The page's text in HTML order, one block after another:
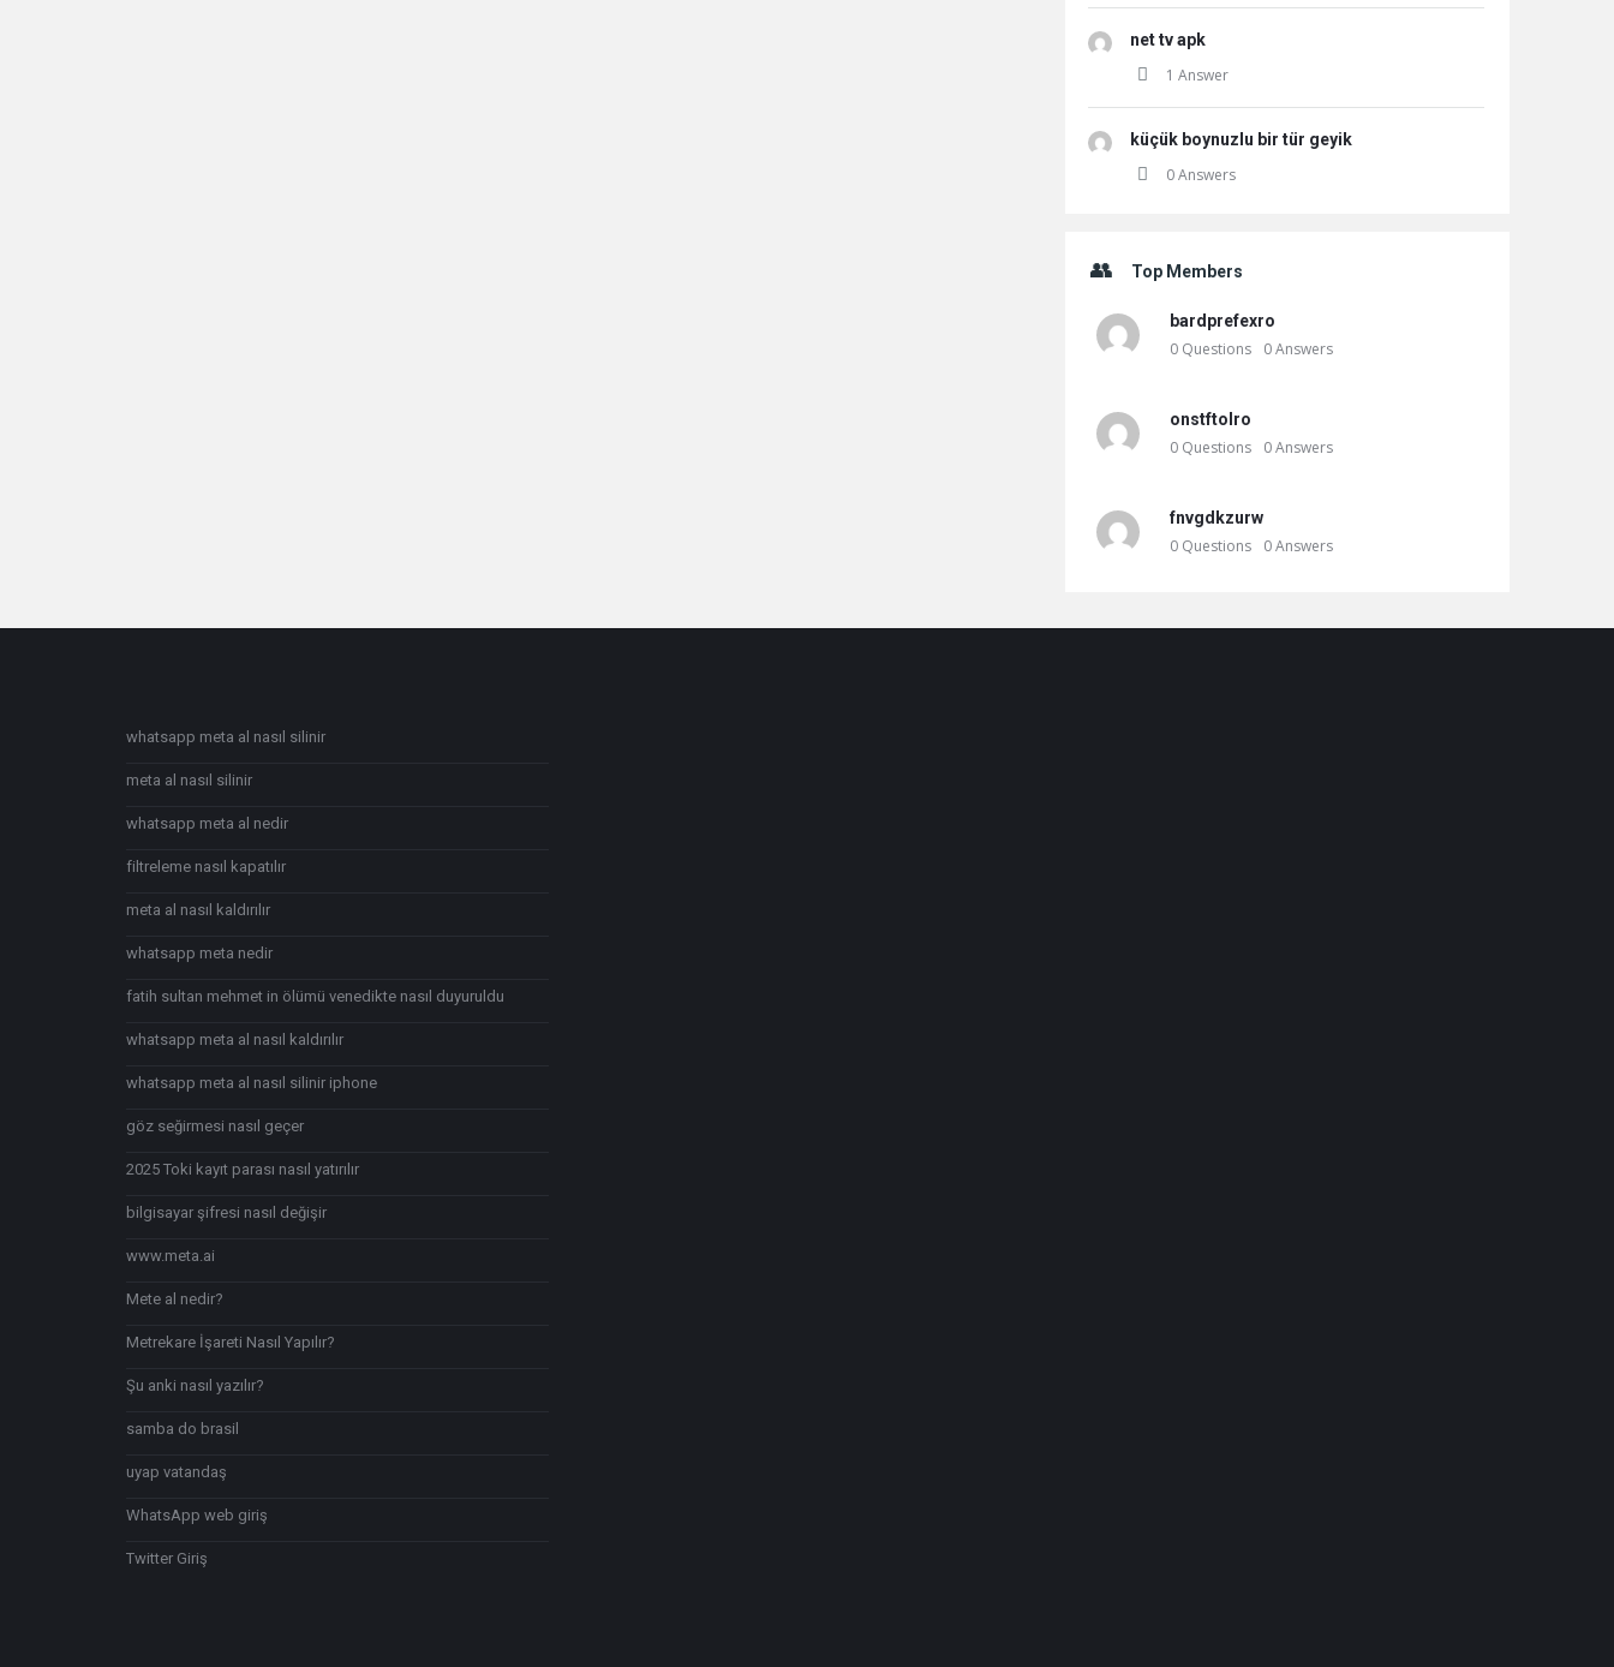
net tv apk
1 Answer
küçük boynuzlu bir tür geyik
0 Answers
Top Members
bardprefexro
0 Questions 0Answers
onstftolro
0 Questions 0Answers
fnvgdkzurw
0 Questions 0Answers
Footer
whatsapp meta al nasıl silinir
meta al nasıl silinir
whatsapp meta al nedir
filtreleme nasıl kapatılır
meta al nasıl kaldırılır
whatsapp meta nedir
fatih sultan mehmet in ölümü venedikte nasıl duyuruldu
whatsapp meta al nasıl kaldırılır
whatsapp meta al nasıl silinir iphone
göz seğirmesi nasıl geçer
2025 Toki kayıt parası nasıl yatırılır
bilgisayar şifresi nasıl değişir
www.meta.ai
Mete al nedir?
Metrekare İşareti Nasıl Yapılır?
Şu anki nasıl yazılır?
samba do brasil
uyap vatandaş
WhatsApp web giriş
Twitter Giriş